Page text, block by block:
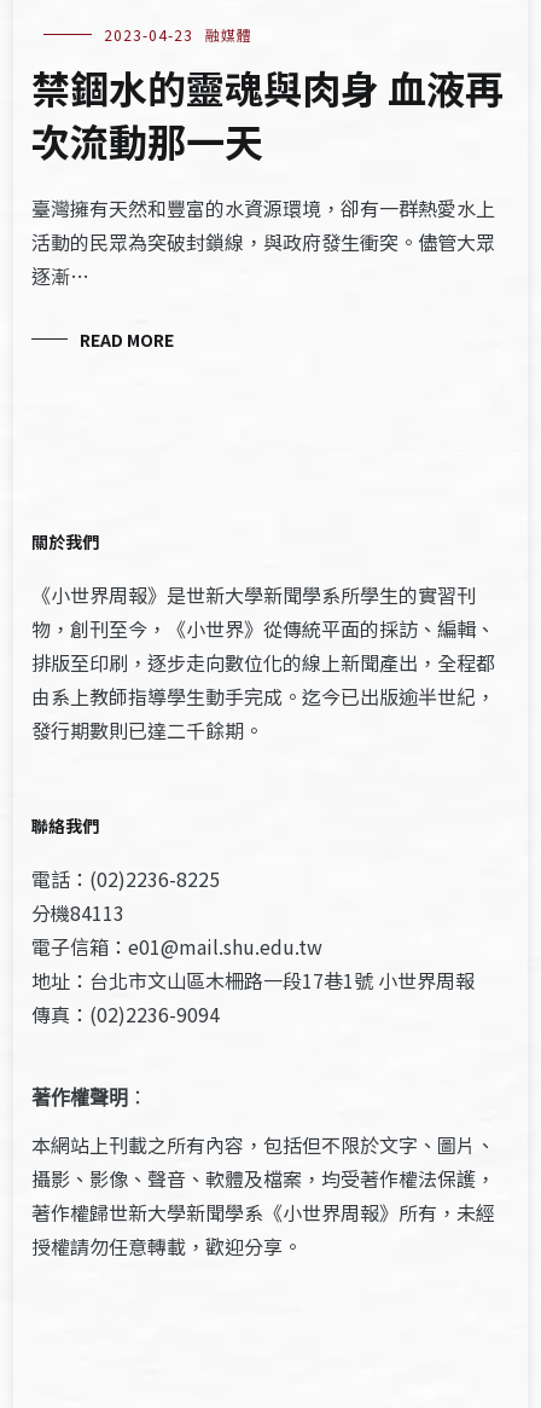
2023-04-23 融媒體
禁錮水的靈魂與肉身 血液再
次流動那一天
臺灣擁有天然和豐富的水資源環境，卻有一群熱愛水上
活動的民眾為突破封鎖線，與政府發生衝突。儘管大眾
逐漸…
READ MORE
關於我們
《小世界周報》是世新大學新聞學系所學生的實習刊
物，創刊至今，《小世界》從傳統平面的採訪、編輯、
排版至印刷，逐步走向數位化的線上新聞產出，全程都
由系上教師指導學生動手完成。迄今已出版逾半世紀，
發行期數則已達二千餘期。
聯絡我們
電話：(02)2236-8225
分機84113
電子信箱：e01@mail.shu.edu.tw
地址：台北市文山區木柵路一段17巷1號 小世界周報
傳真：(02)2236-9094
著作權聲明 ：
本網站上刊載之所有內容，包括但不限於文字、圖片、
攝影、影像、聲音、軟體及檔案，均受著作權法保護，
著作權歸世新大學新聞學系《小世界周報》所有，未經
授權請勿任意轉載，歡迎分享。